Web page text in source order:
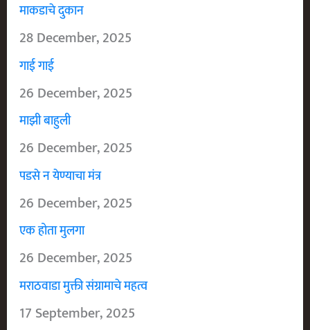
माकडाचे दुकान
28 December, 2025
गाई गाई
26 December, 2025
माझी बाहुली
26 December, 2025
पडसे न येण्याचा मंत्र
26 December, 2025
एक होता मुलगा
26 December, 2025
मराठवाडा मुक्ती संग्रामाचे महत्व
17 September, 2025